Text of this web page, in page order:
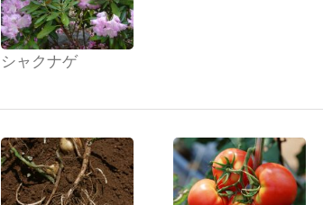
シャクナゲ